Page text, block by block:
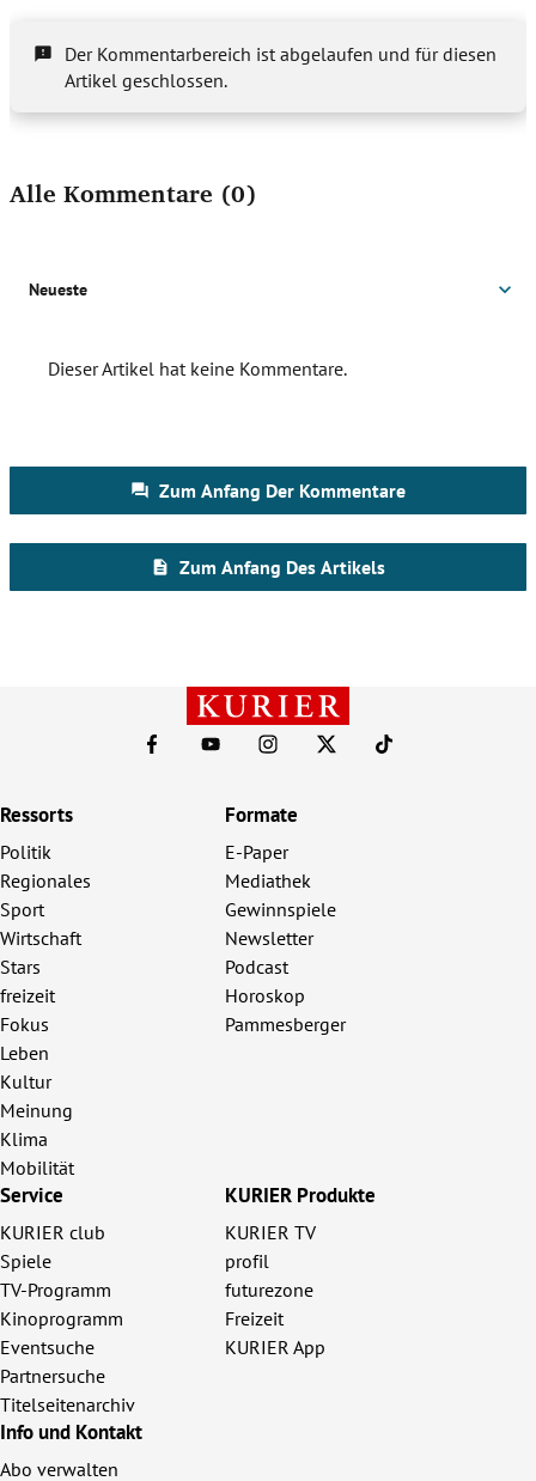
Ressorts
Politik
Regionales
Sport
Wirtschaft
Stars
freizeit
Fokus
Leben
Kultur
Meinung
Klima
Mobilität
Formate
E-Paper
Mediathek
Gewinnspiele
Newsletter
Podcast
Horoskop
Pammesberger
Service
KURIER club
Spiele
TV-Programm
Kinoprogramm
Eventsuche
Partnersuche
Titelseitenarchiv
KURIER Produkte
KURIER TV
profil
futurezone
Freizeit
KURIER App
Info und Kontakt
Abo verwalten